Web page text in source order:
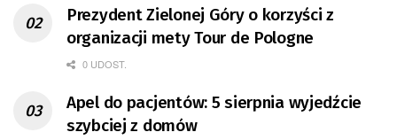
Prezydent Zielonej Góry o korzyści z
organizacji mety Tour de Pologne
0 UDOST.
Apel do pacjentów: 5 sierpnia wyjedźcie
szybciej z domów